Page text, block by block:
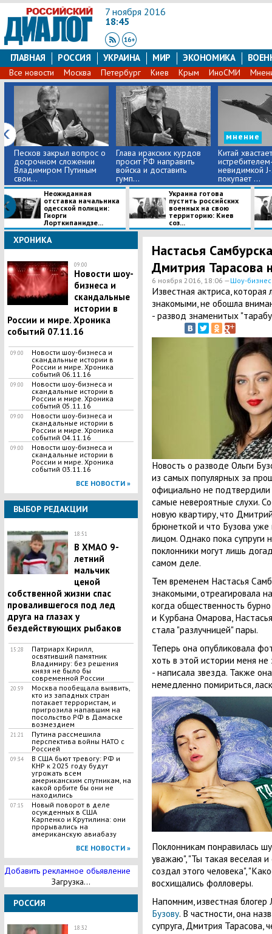
7 ноября 2016
18:45
ГЛАВНАЯ РОССИЯ УКРАИНА МИР ЭКОНОМИКА
Все новости Москва Петербург Киев Крым ИноСМИ
Песков закрыл вопрос о
досрочном сложении
Владимиром Путиным
свои...
Глава иракских курдов
просит РФ направить
войска и доставить
гумп...
мнение
Китай
невидимкой
покупает ...
Неожиданная
отставка начальника
одесской полиции:
Гиорги
Лорткипанидзе...
Украина готова
пустить российских
военных на свою
территорию: Киев
соз...
ХРОНИКА
09:00
Новости шоу-
бизнеса и
скандальные
истории в
России и мире. Хроника
событий 07.11.16
09:00
Новости шоу-бизнеса и
скандальные истории в
России и мире. Хроника
событий 06.11.16
09:00
Новости шоу-бизнеса и
скандальные истории в
России и мире. Хроника
событий 05.11.16
09:00
Новости шоу-бизнеса и
скандальные истории в
России и мире. Хроника
событий 04.11.16
09:00
Новости шоу-бизнеса и
скандальные истории в
России и мире. Хроника
событий 03.11.16
ВСЕ НОВОСТИ »
ВЫБОР РЕДАКЦИИ
18:51
В ХМАО 9-
летний
мальчик
ценой
собственной жизни спас
провалившегося под лед
друга на глазах у
бездействующих рыбаков
15:28
Патриарх Кирилл,
освятивший памятник
Владимиру: без решения
князя не было бы
современной России
20:59
Москва пообещала выявить,
кто из западных стран
потакает террористам, и
пригрозила напавшим на
посольство РФ в Дамаске
возмездием
21:21
Путина рассмешила
перспектива войны НАТО с
Россией
09:34
В США бьют тревогу: РФ и
КНР к 2025 году будут
угрожать всем
американским спутникам, на
какой орбите бы они не
находились
07:15
Новый поворот в деле
осужденных в США
Карпенко и Крутилина: они
прорывались на
американскую авиабазу
ВСЕ НОВОСТИ »
Добавить рекламное обьявление
Загрузка...
РОССИЯ
18:32
Настасья
Дмитрия Тарасова
6 ноября 2016, 18:06 —Шоу-бизнес
Известная актриса,
знакомыми, не обошла
- развод знаменитых
Новость о разводе Ольги
из самых популярных за
официально не
самые невероятные слухи.
новую квартиру, что
брюнеткой и что Бузова уже
лицом. Однако пока супруги
поклонники могут лишь
самом деле.
Тем временем Настасья
знакомыми, отреагировала
когда общественность
и Курбана Омарова,
стала "разлучницей" пары.
Теперь она опубликовала
хоть в этой истории меня
- написала звезда. Также
немедленно помириться,
Поклонникам понравилась
уважаю", "Ты такая веселая и
создал этого человека",
восхищались фолловеры.
Напомним, известная
Бузову. В частности, она
супруга, Дмитрия Тарасова,